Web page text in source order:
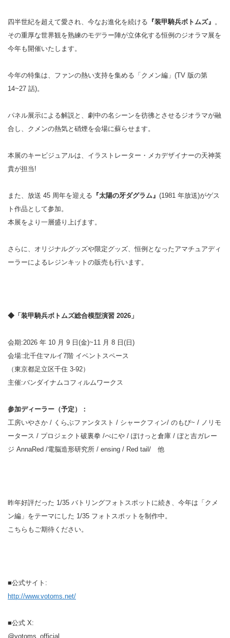
四半世紀を超えて愛され、今なお進化を続ける 『装甲騎兵ボトムズ』 。
その重厚な世界観を熟練のモデラー陣が立体化する恒例のジオラマ展を
今年も開催いたします。
今年の特集は、ファンの熱い支持を集める「クメン編」(TV 版の第
14~27 話)。
パネル展示による解説と、劇中の名シーンを彷彿とさせるジオラマが融
合し、クメンの熱気と硝煙を会場に蘇らせます。
本展のキービジュアルは、イラストレーター・メカデザイナーの天神英
貴が担当!
また、放送 45 周年を迎える 『太陽の牙ダグラム』 (1981 年放送)がゲス
ト作品として参加。
本展をより一層盛り上げます。
さらに、オリジナルグッズや限定グッズ、恒例となったアマチュアディ
ーラーによるレジンキットの販売も行います。
◆「装甲騎兵ボトムズ総合模型演習 2026」
会期:2026 年 10 月 9 日(金)~11 月 8 日(日)
会場:北千住マルイ7階 イベントスペース
（東京都足立区千住 3-92）
主催:バンダイナムコフィルムワークス
参加ディーラー（予定）：
工房いやさか / くらぶファンタスト / シャークフィン/ のもぴ~ / ノリモ
ータース / プロジェクト破裏拳 /べにや / ぽけっと倉庫 / ぼと吉ガレー
ジ AnnaRed /電脳造形研究所 / ensing / Red tail/ 他
昨年好評だった 1/35 バトリングフォトスポットに続き、今年は「クメ
ン編」をテーマにした 1/35 フォトスポットを制作中。
こちらもご期待ください。
■公式サイト:
http://www.votoms.net/
■公式 X:
@votoms_official